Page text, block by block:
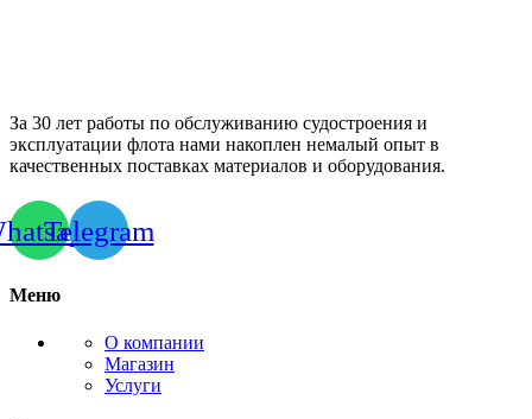
За 30 лет работы по обслуживанию судостроения и
эксплуатации флота нами накоплен немалый опыт в
качественных поставках материалов и оборудования.
Telegram
Меню
О компании
Магазин
Услуги